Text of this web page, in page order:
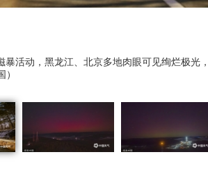
暴活动，黑龙江、北京多地肉眼可见绚烂极光